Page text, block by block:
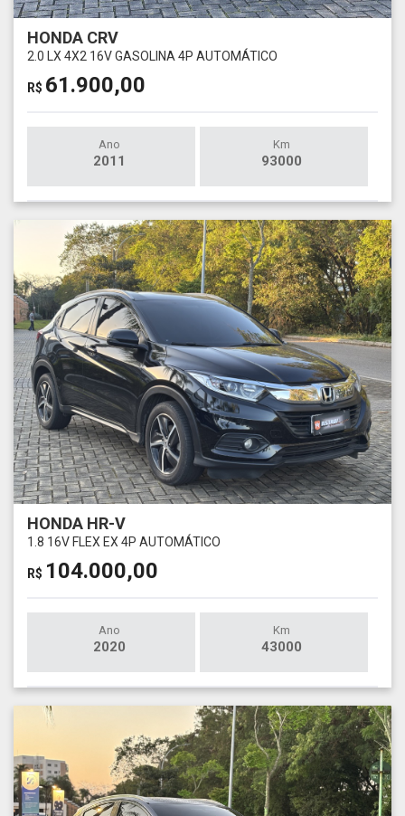
HONDA CRV
2.0 LX 4X2 16V GASOLINA 4P AUTOMÁTICO
R$ 61.900,00
Ano
2011
Km
93000
HONDA HR-V
1.8 16V FLEX EX 4P AUTOMÁTICO
R$ 104.000,00
Ano
2020
Km
43000